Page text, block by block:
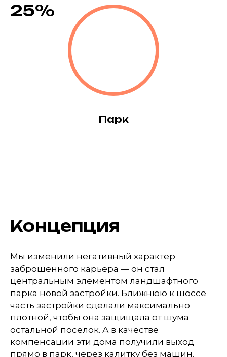
25%
Парк
Концепция
Мы изменили негативный характер
заброшенного карьера — он стал
центральным элементом ландшафтного
парка новой застройки. Ближнюю к шоссе
часть застройки сделали максимально
плотной, чтобы она защищала от шума
остальной поселок. А в качестве
компенсации эти дома получили выход
прямо в парк, через калитку без машин.